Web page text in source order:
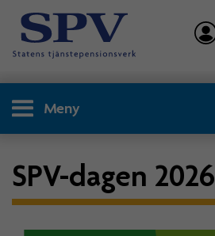
Meny
SPV-dagen 2026